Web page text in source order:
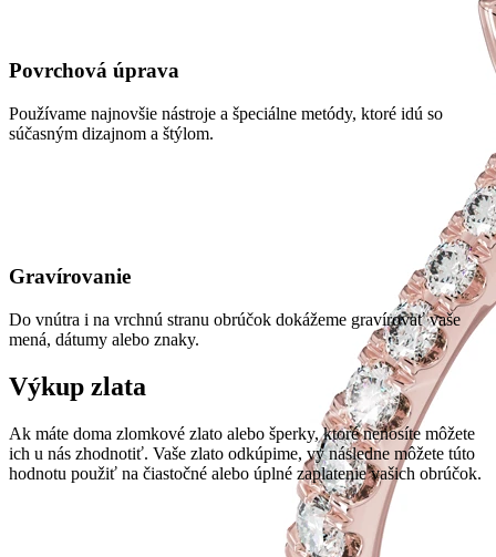
Povrchová úprava
Používame najnovšie nástroje a špeciálne metódy, ktoré idú so
súčasným dizajnom a štýlom.
Gravírovanie
Do vnútra i na vrchnú stranu obrúčok dokážeme gravírovať vaše
mená, dátumy alebo znaky.
Výkup zlata
Ak máte doma zlomkové zlato alebo šperky, ktoré nenosíte môžete
ich u nás zhodnotiť. Vaše zlato odkúpime, vy následne môžete túto
hodnotu použiť na čiastočné alebo úplné zaplatenie vašich obrúčok.